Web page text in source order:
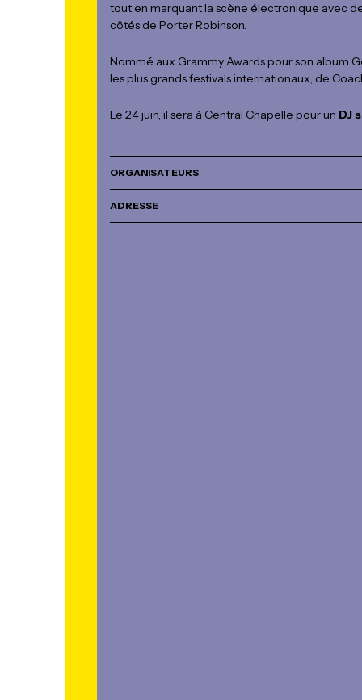
tout en marquant la scène électronique avec
côtés de Porter Robinson.
Nommé aux Grammy Awards pour son album
les plus grands festivals internationaux, de
Le 24 juin, il sera à Central Chapelle pour un DJ
ORGANISATEURS
ADRESSE